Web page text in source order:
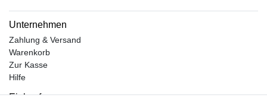
Unternehmen
Zahlung & Versand
Warenkorb
Zur Kasse
Hilfe
Einkaufen